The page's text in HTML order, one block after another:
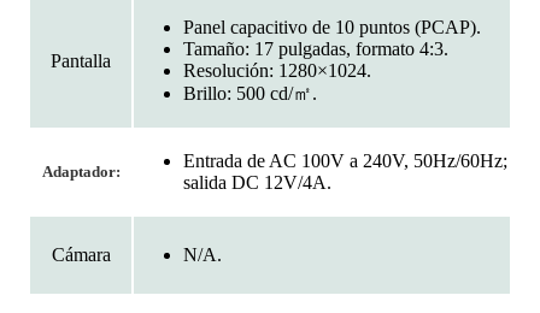
Pantalla
Panel capacitivo de 10 puntos (PCAP).
Tamaño: 17 pulgadas, formato 4:3.
Resolución: 1280×1024.
Brillo: 500 cd/㎡.
Adaptador:
Entrada de AC 100V a 240V, 50Hz/60Hz;
salida DC 12V/4A.
Cámara N/A.